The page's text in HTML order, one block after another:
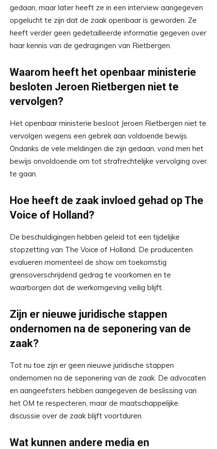
gedaan, maar later heeft ze in een interview aangegeven
opgelucht te zijn dat de zaak openbaar is geworden. Ze
heeft verder geen gedetailleerde informatie gegeven over
haar kennis van de gedragingen van Rietbergen.
Waarom heeft het openbaar ministerie
besloten Jeroen Rietbergen niet te
vervolgen?
Het openbaar ministerie besloot Jeroen Rietbergen niet te
vervolgen wegens een gebrek aan voldoende bewijs.
Ondanks de vele meldingen die zijn gedaan, vond men het
bewijs onvoldoende om tot strafrechtelijke vervolging over
te gaan.
Hoe heeft de zaak invloed gehad op The
Voice of Holland?
De beschuldigingen hebben geleid tot een tijdelijke
stopzetting van The Voice of Holland. De producenten
evalueren momenteel de show om toekomstig
grensoverschrijdend gedrag te voorkomen en te
waarborgen dat de werkomgeving veilig blijft.
Zijn er nieuwe juridische stappen
ondernomen na de seponering van de
zaak?
Tot nu toe zijn er geen nieuwe juridische stappen
ondernomen na de seponering van de zaak. De advocaten
en aangeefsters hebben aangegeven de beslissing van
het OM te respecteren, maar de maatschappelijke
discussie over de zaak blijft voortduren.
Wat kunnen andere media en